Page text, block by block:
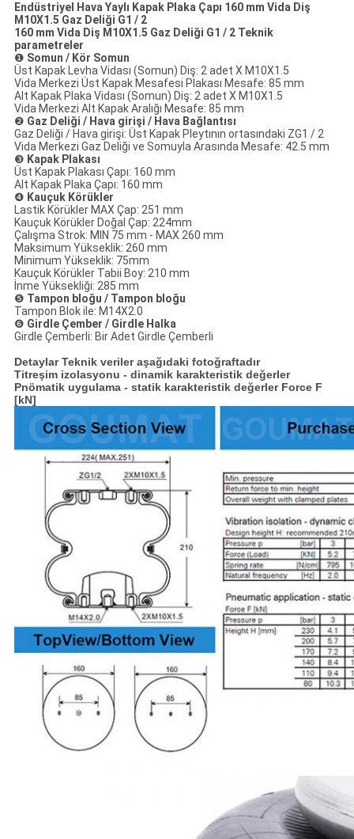
Endüstriyel Hava Yaylı Kapak Plaka Çapı 160 mm Vida Diş
M10X1.5 Gaz Deliği G1 / 2
160 mm Vida Diş M10X1.5 Gaz Deliği G1 / 2 Teknik
parametreler
❶ Somun / Kör Somun
Üst Kapak Levha Vidası (Somun) Diş: 2 adet X M10X1.5
Vida Merkezi Üst Kapak Mesafesi Plakası Mesafe: 85 mm
Alt Kapak Plaka Vidası (Somun) Diş: 2 adet X M10X1.5
Vida Merkezi Alt Kapak Aralığı Mesafe: 85 mm
❷ Gaz Deliği / Hava girişi / Hava Bağlantısı
Gaz Deliği / Hava girişi: Üst Kapak Pleytının ortasındaki ZG1 / 2
Vida Merkezi Gaz Deliği ve Somuyla Arasında Mesafe: 42.5 mm
❸ Kapak Plakası
Üst Kapak Plakası Çapı: 160 mm
Alt Kapak Plaka Çapı: 160 mm
❹ Kauçuk Körükler
Lastik Körükler MAX Çap: 251 mm
Kauçuk Körükler Doğal Çap: 224mm
Çalışma Strok: MIN 75 mm - MAX 260 mm
Maksimum Yükseklik: 260 mm
Minimum Yükseklik: 75mm
Kauçuk Körükler Tabii Boy: 210 mm
İnme Yüksekliği: 285 mm
❺ Tampon bloğu / Tampon bloğu
Tampon Blok ile: M14X2.0
❻ Girdle Çember / Girdle Halka
Girdle Çemberli: Bir Adet Girdle Çemberli
Detaylar Teknik veriler aşağıdaki fotoğraftadır
Titreşim izolasyonu - dinamik karakteristik değerler
Pnömatik uygulama - statik karakteristik değerler Force F
[kN]